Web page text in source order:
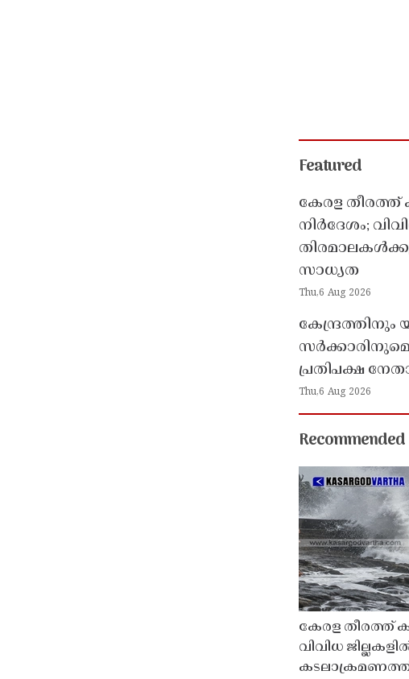
Featured
കേരള തീരത്ത്
നിർദേശം;
സാധ്യത
Thu,6 Aug 2026
പ്രതിപക്ഷ
Thu,6 Aug 2026
Recommended
കേരള തീരത്ത്
വിവിധ